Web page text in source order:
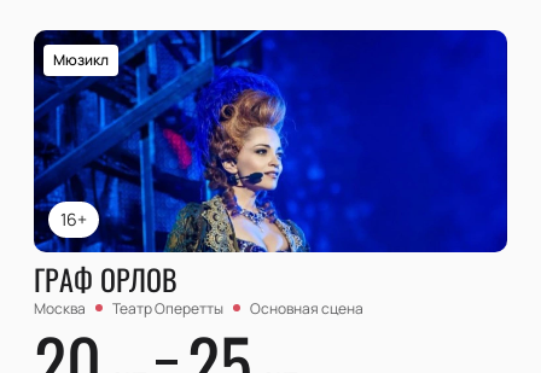
16+
Мюзикл
ГРАФ ОРЛОВ
Москва Театр Оперетты Основная сцена